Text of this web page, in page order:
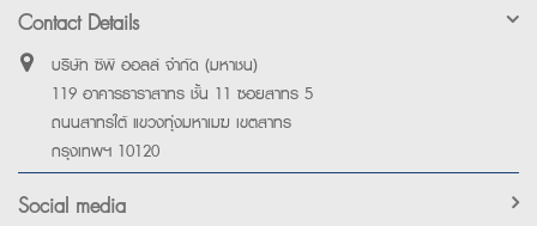
Contact Details
บริษัท ซีพี ออลล์ จำกัด (มหาชน)
119 อาคารธาราสาทร ชั้น 11 ซอยสาทร 5
ถนนสาทรใต้ แขวงทุ่งมหาเมฆ เขตสาทร
กรุงเทพฯ 10120
Social media